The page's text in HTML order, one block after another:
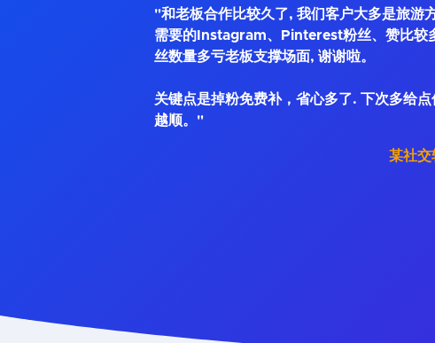
"和老板合作比较久了, 我们客户大多是旅游
需要的Instagram、Pinterest粉丝、赞比较
丝数量多亏老板支撑场面, 谢谢啦。
关键点是掉粉免费补，省心多了. 下次多给
越顺。"
某社交